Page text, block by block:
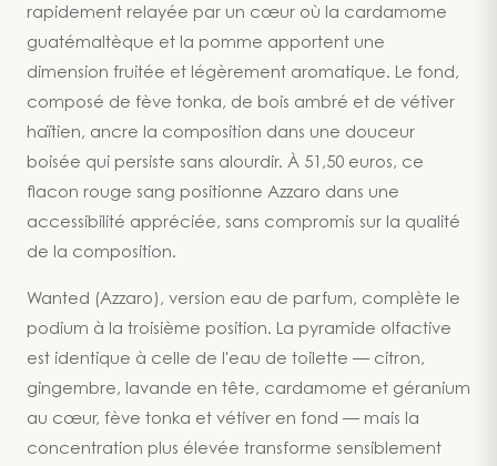
rapidement relayée par un cœur où la cardamome
guatémaltèque et la pomme apportent une
dimension fruitée et légèrement aromatique. Le fond,
composé de fève tonka, de bois ambré et de vétiver
haïtien, ancre la composition dans une douceur
boisée qui persiste sans alourdir. À 51,50 euros, ce
flacon rouge sang positionne Azzaro dans une
accessibilité appréciée, sans compromis sur la qualité
de la composition.
Wanted (Azzaro), version eau de parfum, complète le
podium à la troisième position. La pyramide olfactive
est identique à celle de l'eau de toilette — citron,
gingembre, lavande en tête, cardamome et géranium
au cœur, fève tonka et vétiver en fond — mais la
concentration plus élevée transforme sensiblement